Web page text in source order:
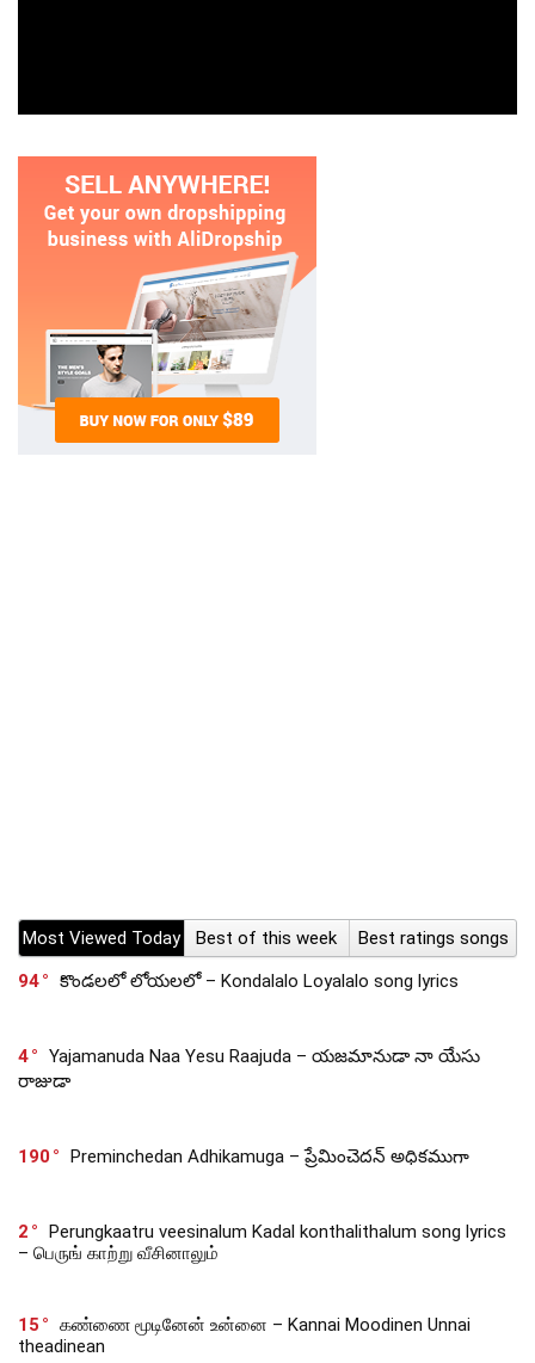
Most Viewed Today Best of this week
Best ratings songs
94
కొండలలో లోయలలో – Kondalalo Loyalalo song lyrics
4
Yajamanuda Naa Yesu Raajuda – యజమానుడా నా యేసు
రాజుడా
190 Preminchedan Adhikamuga – ప్రేమించెదన్ అధికముగా
2
Perungkaatru veesinalum Kadal konthalithalum song lyrics
– பெருங் காற்று வீசினாலும்
15
கண்ணை மூடினேன் உன்னை – Kannai Moodinen Unnai
theadinean